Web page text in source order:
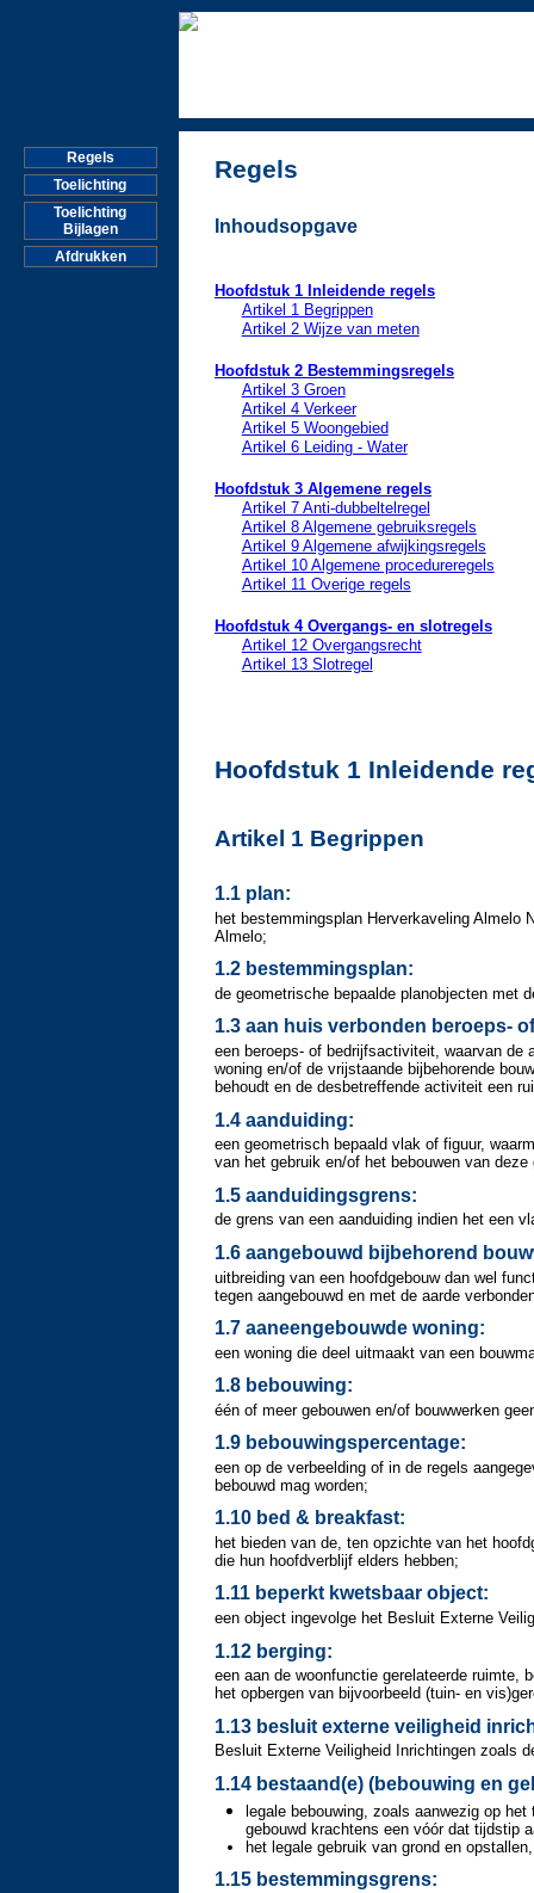
Regels
Toelichting
Toelichting
Bijlagen
Afdrukken
Regels
Inhoudsopgave
Hoofdstuk 1 Inleidende regels
Artikel 1 Begrippen
Artikel 2 Wijze van meten
Hoofdstuk 2 Bestemmingsregels
Artikel 3 Groen
Artikel 4 Verkeer
Artikel 5 Woongebied
Artikel 6 Leiding - Water
Hoofdstuk 3 Algemene regels
Artikel 7 Anti-dubbeltelregel
Artikel 8 Algemene gebruiksregels
Artikel 9 Algemene afwijkingsregels
Artikel 10 Algemene procedureregels
Artikel 11 Overige regels
Hoofdstuk 4 Overgangs- en slotregels
Artikel 12 Overgangsrecht
Artikel 13 Slotregel
Hoofdstuk 1 Inleidende
Artikel 1 Begrippen
1.1 plan:
het bestemmingsplan Herverkaveling Almelo
Almelo;
1.2 bestemmingsplan:
de geometrische bepaalde planobjecten met
1.3 aan huis verbonden beroeps-
een beroeps- of bedrijfsactiviteit, waarvan
woning en/of de vrijstaande bijbehorende
behoudt en de desbetreffende activiteit een
1.4 aanduiding:
een geometrisch bepaald vlak of figuur,
van het gebruik en/of het bebouwen van deze
1.5 aanduidingsgrens:
de grens van een aanduiding indien het een
1.6 aangebouwd bijbehorend
uitbreiding van een hoofdgebouw dan wel
tegen aangebouwd en met de aarde
1.7 aaneengebouwde woning:
een woning die deel uitmaakt van een
1.8 bebouwing:
één of meer gebouwen en/of bouwwerken
1.9 bebouwingspercentage:
een op de verbeelding of in de regels
bebouwd mag worden;
1.10 bed & breakfast:
het bieden van de, ten opzichte van het
die hun hoofdverblijf elders hebben;
1.11 beperkt kwetsbaar object:
een object ingevolge het Besluit Externe
1.12 berging:
een aan de woonfunctie gerelateerde ruimte,
het opbergen van bijvoorbeeld (tuin- en
1.13 besluit externe veiligheid
Besluit Externe Veiligheid Inrichtingen zoals
1.14 bestaand(e) (bebouwing en
legale bebouwing, zoals aanwezig op
gebouwd krachtens een vóór dat tijdstip
het legale gebruik van grond en
1.15 bestemmingsgrens: